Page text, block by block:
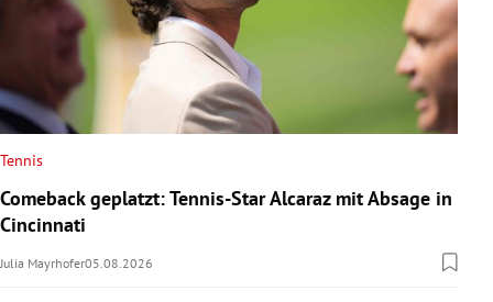
Tennis
Comeback geplatzt: Tennis-Star Alcaraz mit Absage in
Cincinnati
Julia Mayrhofer05.08.2026